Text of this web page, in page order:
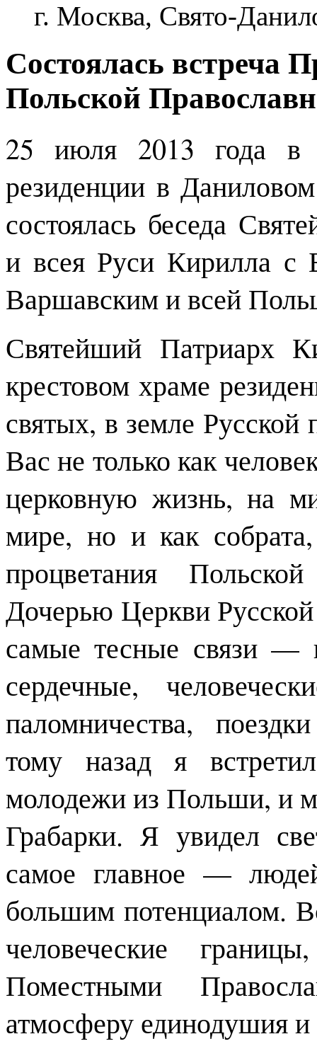
г. Москва, Свято-
Состоялась встреча
Польской
25 июля 2013 года в
резиденции в
состоялась беседа
и всея Руси Кирилла с
Варшавским и всей
Святейший Патриарх
крестовом храме
святых, в земле
Вас не только как
церковную жизнь, на
мире, но и как
процветания
Дочерью Церкви
самые тесные связи —
сердечные,
паломничества,
тому назад я
молодежи из Польши, и
Грабарки. Я увидел
самое главное —
большим потенциалом.
человеческие
Поместными
атмосферу единодушия и